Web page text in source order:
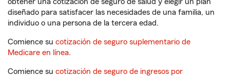
diseñado para satisfacer las necesidades de una familia, un
individuo o una persona de la tercera edad.
Comience su cotización de seguro suplementario de
Medicare en línea.
Comience su cotización de seguro de ingresos por